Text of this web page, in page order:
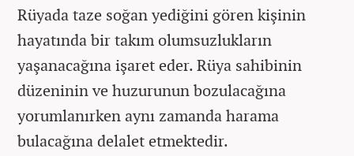
Rüyada taze soğan yediğini gören kişinin
hayatında bir takım olumsuzlukların
yaşanacağına işaret eder. Rüya sahibinin
düzeninin ve huzurunun bozulacağına
yorumlanırken aynı zamanda harama
bulacağına delalet etmektedir.